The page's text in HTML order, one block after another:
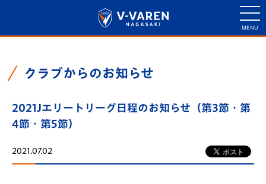
クラブからのお知らせ
2021Jエリートリーグ日程のお知らせ（第3節・第
4節・第5節）
2021.07.02